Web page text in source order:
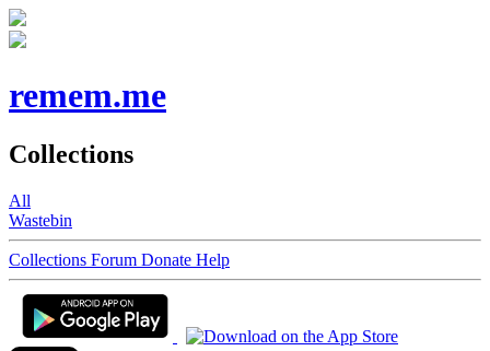
remem.me
Collections
All
Wastebin
Collections Forum Donate Help